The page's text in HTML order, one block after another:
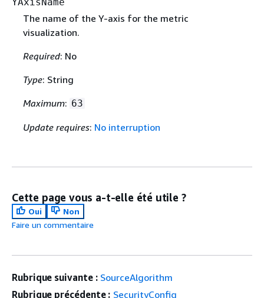
The name of the Y-axis for the metric
visualization.
Required: No
Type: String
Maximum: 63
Update requires: No interruption
Cette page vous a-t-elle été utile ?
Oui
Non
Faire un commentaire
Rubrique suivante : SourceAlgorithm
Rubrique précédente : SecurityConfig